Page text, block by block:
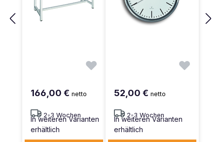
166,00 € netto
2-3 Wochen
In weiteren Varianten
erhältlich
52,00 € netto
2-3 Wochen
In weiteren Varianten
erhältlich